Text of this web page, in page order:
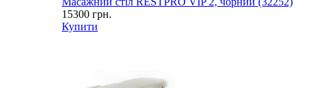
15300 грн.
Купити